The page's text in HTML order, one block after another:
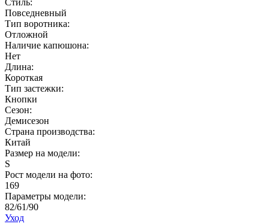
Стиль:
Повседневный
Тип воротника:
Отложной
Наличие капюшона:
Нет
Длина:
Короткая
Тип застежки:
Кнопки
Сезон:
Демисезон
Страна производства:
Китай
Размер на модели:
S
Рост модели на фото:
169
Параметры модели:
82/61/90
Уход